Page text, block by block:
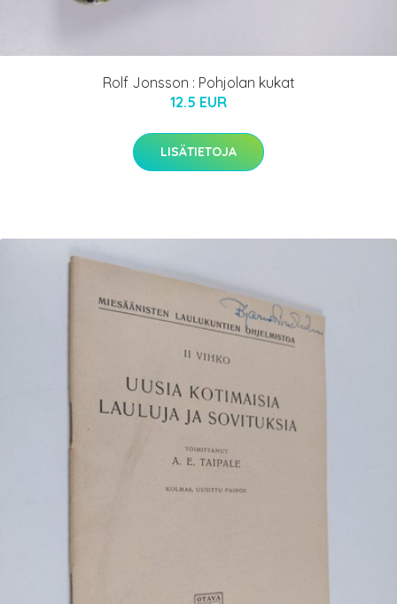
Rolf Jonsson : Pohjolan kukat
12.5 EUR
LISÄTIETOJA